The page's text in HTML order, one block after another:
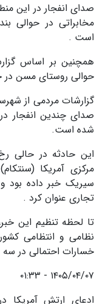
صدای انفجار در این
مخابراتی در حوالی
است .
همچنین بر اساس
حوالی روستای مسن
گزارشات مردمی از
صدای چندین انفجار
شده است.
این حادثه در حالی
مرکزی آمریکا
سیریک خبر داده
تجاری عنوان کرد .
تا لحظه تنظیم این
نظامی و انتظامی
خسارات احتمالی در
۱۴۰۵/۰۴/۰۷ - ۰۱:۳۳
ادعای ارتش آمریکا